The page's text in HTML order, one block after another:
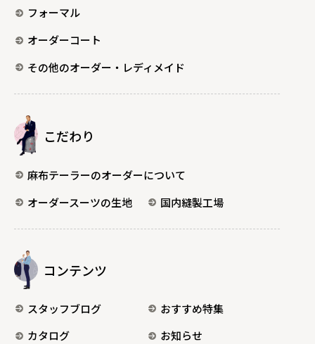
フォーマル
オーダーコート
その他のオーダー・レディメイド
こだわり
麻布テーラーのオーダーについて
オーダースーツの生地
国内縫製工場
コンテンツ
スタッフブログ
おすすめ特集
カタログ
お知らせ